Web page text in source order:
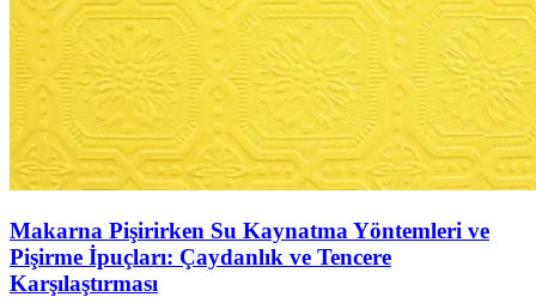
Makarna Pişirirken Su Kaynatma Yöntemleri ve
Pişirme İpuçları: Çaydanlık ve Tencere
Karşılaştırması